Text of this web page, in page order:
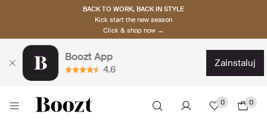
BACK TO WORK, BACK IN STYLE
Kick start the new season
Click & shop now →
Boozt App
4.6
zainstaluj
0 0